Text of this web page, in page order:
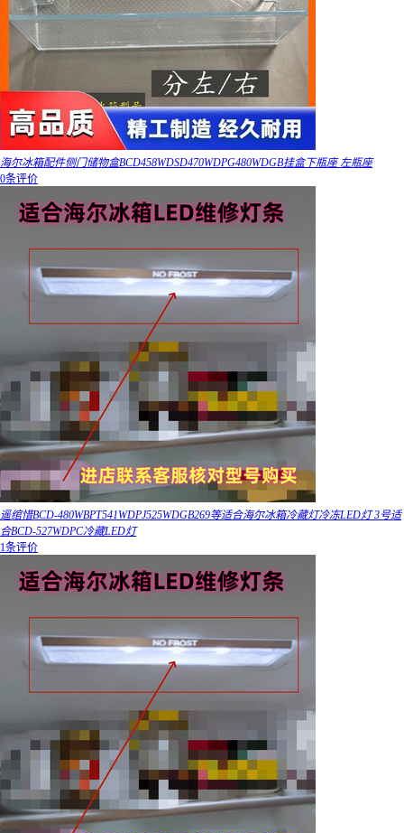
海尔冰箱配件侧门储物盒BCD458WDSD470WDPG480WDGB挂盒下瓶座 左瓶座
0条评价
遥绾惜BCD-480WBPT541WDPJ525WDGB269等适合海尔冰箱冷藏灯冷冻LED灯 3号适
合BCD-527WDPC冷藏LED灯
1条评价